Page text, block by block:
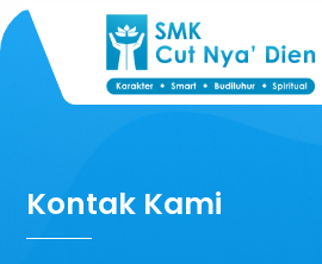
Kontak Kami